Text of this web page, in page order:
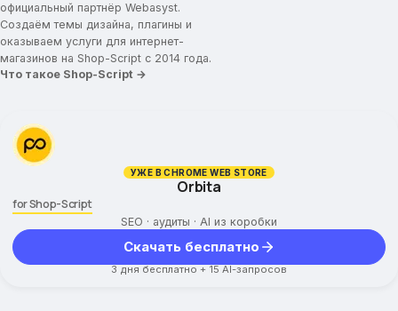
официальный партнёр Webasyst.
Создаём темы дизайна, плагины и
оказываем услуги для интернет-
магазинов на Shop-Script с 2014 года.
Что такое Shop-Script →
УЖЕ В CHROME WEB STORE
Orbita
for Shop-Script
SEO · аудиты · AI из коробки
Скачать бесплатно
3 дня бесплатно + 15 AI-запросов